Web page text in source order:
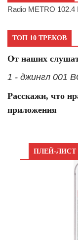
Radio METRO 102.4
ТОП 10 ТРЕКОВ
От наших
1 - джингл 001
Расскажи, что
приложения
ПЛЕЙ-ЛИСТ